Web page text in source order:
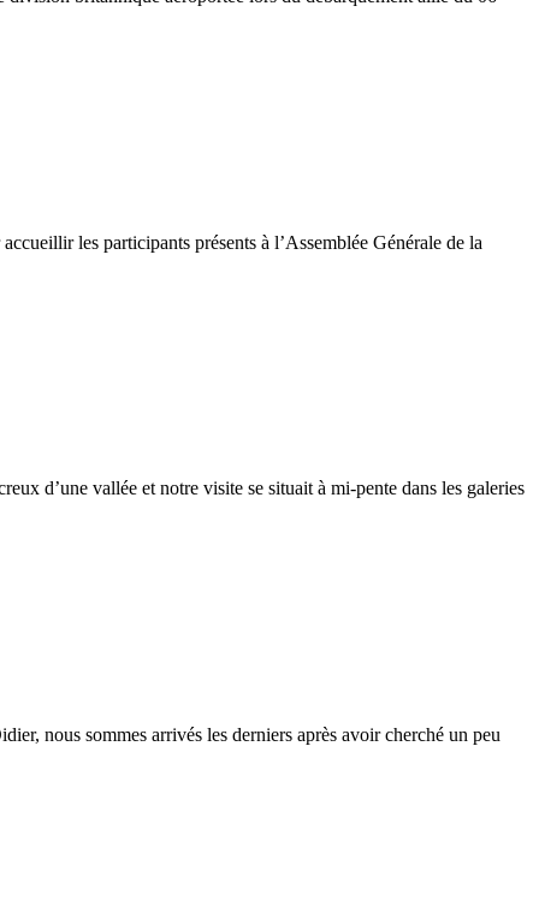
les participants présents à l’Assemblée Générale de la
d’une vallée et notre visite se situait à mi-pente dans les galeries
nous sommes arrivés les derniers après avoir cherché un peu